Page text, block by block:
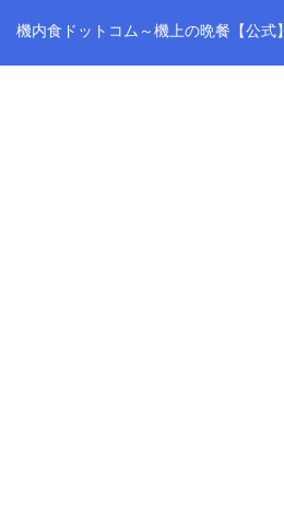
機内食ドットコム～機上の晩餐【公式】